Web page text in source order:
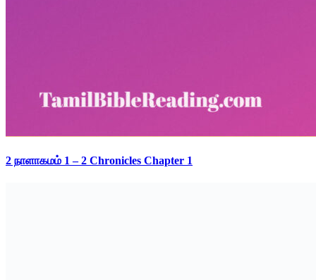
2 நாளாகமம் 1 – 2 Chronicles Chapter 1